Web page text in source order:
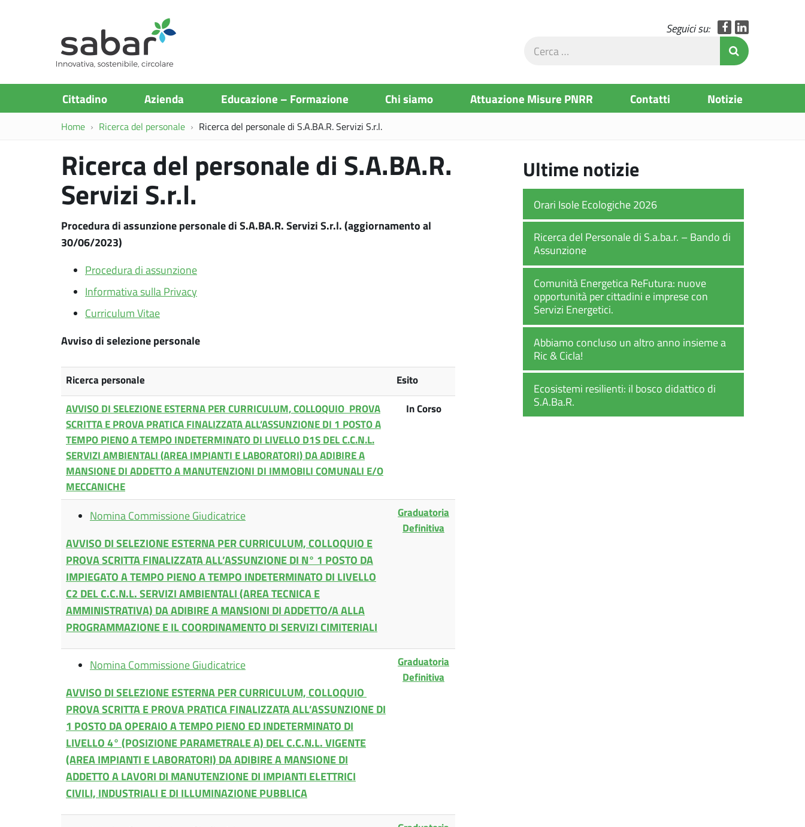
Seguici su: Facebook
Cerca
Invia Ricerca
Cittadino Azienda Educazione – Formazione Chi siamo Attuazione Misure PNRR Contatti Notizie
Home Ricerca del personale Ricerca del personale di S.A.BA.R. Servizi S.r.l.
Ricerca del personale di S.A.BA.R.
Servizi S.r.l.
Procedura di assunzione personale di S.A.BA.R. Servizi S.r.l. (aggiornamento al
30/06/2023)
Procedura di assunzione
Informativa sulla Privacy
Curriculum Vitae
Avviso di selezione personale
Ricerca personale
Esito
AVVISO DI SELEZIONE ESTERNA PER CURRICULUM, COLLOQUIO PROVA
SCRITTA E PROVA PRATICA FINALIZZATA ALL’ASSUNZIONE DI 1 POSTO A
TEMPO PIENO A TEMPO INDETERMINATO DI LIVELLO D1S DEL C.C.N.L.
SERVIZI AMBIENTALI (AREA IMPIANTI E LABORATORI) DA ADIBIRE A
MANSIONE DI ADDETTO A MANUTENZIONI DI IMMOBILI COMUNALI E/O
MECCANICHE
In Corso
Nomina Commissione Giudicatrice
AVVISO DI SELEZIONE ESTERNA PER CURRICULUM, COLLOQUIO E
PROVA SCRITTA FINALIZZATA ALL’ASSUNZIONE DI N° 1 POSTO DA
IMPIEGATO A TEMPO PIENO A TEMPO INDETERMINATO DI LIVELLO
C2 DEL C.C.N.L. SERVIZI AMBIENTALI (AREA TECNICA E
AMMINISTRATIVA) DA ADIBIRE A MANSIONI DI ADDETTO/A ALLA
PROGRAMMAZIONE E IL COORDINAMENTO DI SERVIZI CIMITERIALI
Graduatoria
Definitiva
Nomina Commissione Giudicatrice
AVVISO DI SELEZIONE ESTERNA PER CURRICULUM, COLLOQUIO
PROVA SCRITTA E PROVA PRATICA FINALIZZATA ALL’ASSUNZIONE DI
1 POSTO DA OPERAIO A TEMPO PIENO ED INDETERMINATO DI
LIVELLO 4° (POSIZIONE PARAMETRALE A) DEL C.C.N.L. VIGENTE
(AREA IMPIANTI E LABORATORI) DA ADIBIRE A MANSIONE DI
ADDETTO A LAVORI DI MANUTENZIONE DI IMPIANTI ELETTRICI
CIVILI, INDUSTRIALI E DI ILLUMINAZIONE PUBBLICA
Graduatoria
Definitiva
Ultime notizie
Orari Isole Ecologiche 2026
Ricerca del Personale di S.a.ba.r. – Bando di
Assunzione
Comunità Energetica ReFutura: nuove
opportunità per cittadini e imprese con
Servizi Energetici.
Abbiamo concluso un altro anno insieme a
Ric & Cicla!
Ecosistemi resilienti: il bosco didattico di
S.A.Ba.R.